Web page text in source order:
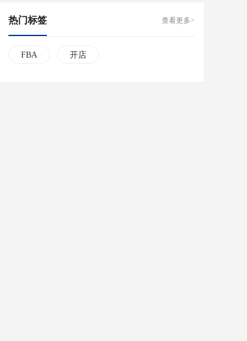
热门标签 查看更多>
FBA 开店